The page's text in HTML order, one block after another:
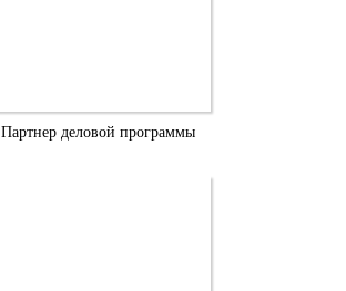
Партнер деловой программы